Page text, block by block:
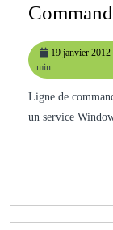
19 janvier 2012
min
Ligne de commande DOS permettant de supprimer ou désinstaller
un service